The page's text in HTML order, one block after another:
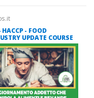
HACCP - FOOD
UPDATE COURSE